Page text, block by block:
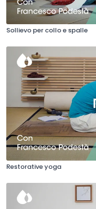
Sollievo per collo e spalle
Restorative yoga